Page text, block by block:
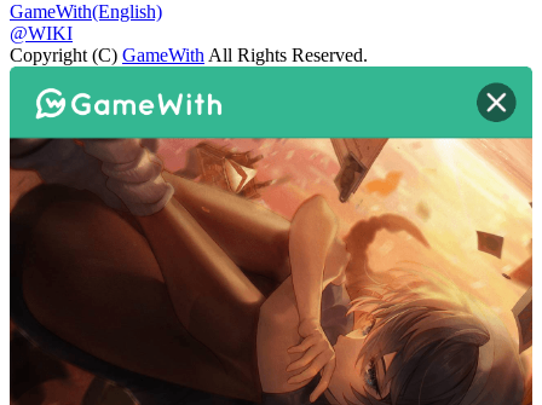
GameWith(English)
@WIKI
Copyright (C) GameWithAll Rights Reserved.